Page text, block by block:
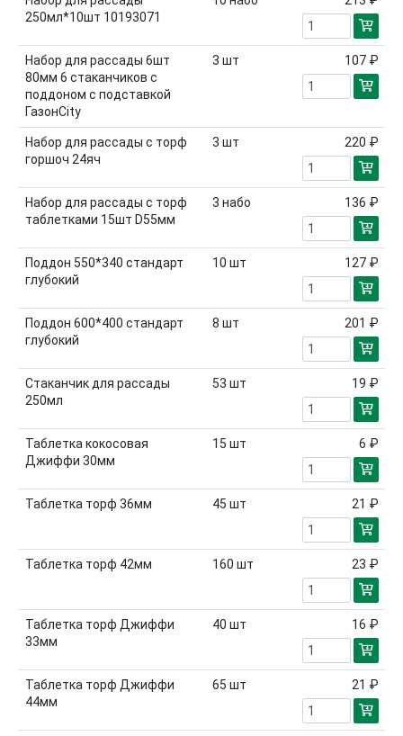
250мл*10шт 10193071
Набор для рассады 6шт
80мм 6 стаканчиков с
поддоном с подставкой
ГазонCity
3 шт 107 ₽
Набор для рассады с торф
горшоч 24яч
3 шт 220 ₽
Набор для рассады с торф
таблетками 15шт D55мм
3 набо 136 ₽
Поддон 550*340 стандарт
глубокий
10 шт 127 ₽
Поддон 600*400 стандарт
глубокий
8 шт 201 ₽
Стаканчик для рассады
250мл
53 шт 19 ₽
Таблетка кокосовая
Джиффи 30мм
15 шт 6 ₽
Таблетка торф 36мм 45 шт 21 ₽
Таблетка торф 42мм 160 шт 23 ₽
Таблетка торф Джиффи
33мм
40 шт 16 ₽
Таблетка торф Джиффи
44мм
65 шт 21 ₽